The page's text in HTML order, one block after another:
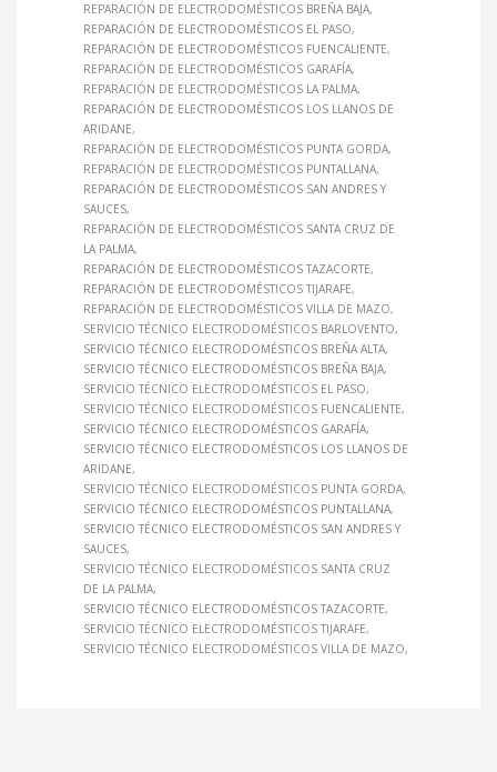
REPARACIÓN DE ELECTRODOMÉSTICOS BREÑA BAJA
REPARACIÓN DE ELECTRODOMÉSTICOS EL PASO
REPARACIÓN DE ELECTRODOMÉSTICOS FUENCALIENTE
REPARACIÓN DE ELECTRODOMÉSTICOS GARAFÍA
REPARACIÓN DE ELECTRODOMÉSTICOS LA PALMA
REPARACIÓN DE ELECTRODOMÉSTICOS LOS LLANOS DE
ARIDANE
REPARACIÓN DE ELECTRODOMÉSTICOS PUNTA GORDA
REPARACIÓN DE ELECTRODOMÉSTICOS PUNTALLANA
REPARACIÓN DE ELECTRODOMÉSTICOS SAN ANDRES Y
SAUCES
REPARACIÓN DE ELECTRODOMÉSTICOS SANTA CRUZ DE
LA PALMA
REPARACIÓN DE ELECTRODOMÉSTICOS TAZACORTE
REPARACIÓN DE ELECTRODOMÉSTICOS TIJARAFE
REPARACIÓN DE ELECTRODOMÉSTICOS VILLA DE MAZO
SERVICIO TÉCNICO ELECTRODOMÉSTICOS BARLOVENTO
SERVICIO TÉCNICO ELECTRODOMÉSTICOS BREÑA ALTA
SERVICIO TÉCNICO ELECTRODOMÉSTICOS BREÑA BAJA
SERVICIO TÉCNICO ELECTRODOMÉSTICOS EL PASO
SERVICIO TÉCNICO ELECTRODOMÉSTICOS FUENCALIENTE
SERVICIO TÉCNICO ELECTRODOMÉSTICOS GARAFÍA
SERVICIO TÉCNICO ELECTRODOMÉSTICOS LOS LLANOS DE
ARIDANE
SERVICIO TÉCNICO ELECTRODOMÉSTICOS PUNTA GORDA
SERVICIO TÉCNICO ELECTRODOMÉSTICOS PUNTALLANA
SERVICIO TÉCNICO ELECTRODOMÉSTICOS SAN ANDRES Y
SAUCES
SERVICIO TÉCNICO ELECTRODOMÉSTICOS SANTA CRUZ
DE LA PALMA
SERVICIO TÉCNICO ELECTRODOMÉSTICOS TAZACORTE
SERVICIO TÉCNICO ELECTRODOMÉSTICOS TIJARAFE
SERVICIO TÉCNICO ELECTRODOMÉSTICOS VILLA DE MAZO